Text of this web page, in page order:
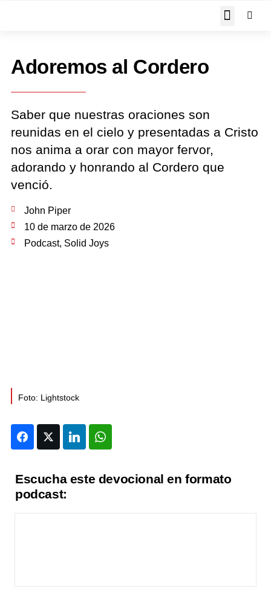
Adoremos al Cordero
Saber que nuestras oraciones son
reunidas en el cielo y presentadas a Cristo
nos anima a orar con mayor fervor,
adorando y honrando al Cordero que
venció.
John Piper
10 de marzo de 2026
Podcast, Solid Joys
Foto: Lightstock
FacebookTwitter LinkedIn
Escucha este devocional en formato
podcast: